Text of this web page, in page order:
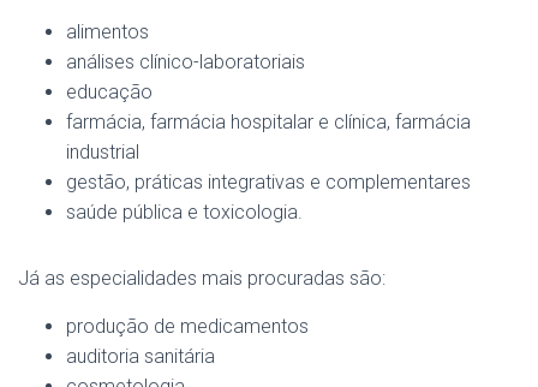
alimentos
análises clínico-laboratoriais
educação
farmácia, farmácia hospitalar e clínica, farmácia
industrial
gestão, práticas integrativas e complementares
saúde pública e toxicologia.
Já as especialidades mais procuradas são:
produção de medicamentos
auditoria sanitária